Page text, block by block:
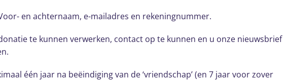
en achternaam, e-mailadres en rekeningnummer.
te kunnen verwerken, contact op te kunnen en u onze nieuwsbrief
één jaar na beëindiging van de ‘vriendschap’ (en 7 jaar voor zover